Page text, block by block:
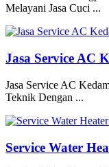
Melayani Jasa Cuci ...
Jasa Service AC
Jasa Service AC
Teknik Dengan ...
Service Water